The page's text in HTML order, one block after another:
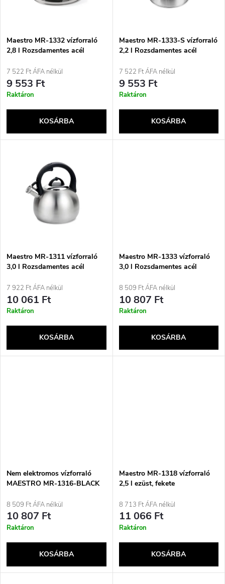
e
k
r
n
é
s
e
é
k
e
k
l
j
a
Maestro MR-1332 vízforraló
2,8 l Rozsdamentes acél
7 522 Ft ÁFA nélkül
9 553 Ft
Raktáron
KOSÁRBA
Maestro MR-1333-S vízforraló
2,2 l Rozsdamentes acél
7 522 Ft ÁFA nélkül
9 553 Ft
Raktáron
KOSÁRBA
Maestro MR-1311 vízforraló
3,0 l Rozsdamentes acél
7 922 Ft ÁFA nélkül
10 061 Ft
Raktáron
KOSÁRBA
Maestro MR-1333 vízforraló
3,0 l Rozsdamentes acél
8 509 Ft ÁFA nélkül
10 807 Ft
Raktáron
KOSÁRBA
Nem elektromos vízforraló
MAESTRO MR-1316-BLACK
8 509 Ft ÁFA nélkül
10 807 Ft
Raktáron
KOSÁRBA
Maestro MR-1318 vízforraló
2,5 l ezüst, fekete
8 713 Ft ÁFA nélkül
11 066 Ft
Raktáron
KOSÁRBA